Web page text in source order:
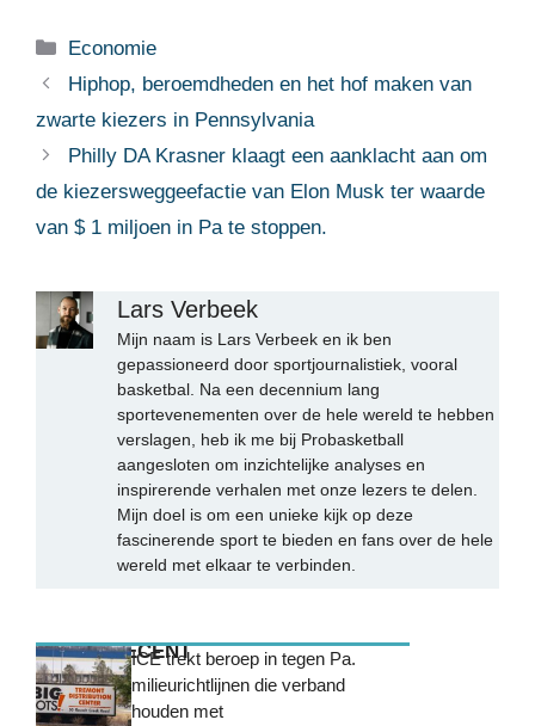
Categorieën
Economie
Hiphop, beroemdheden en het hof maken van
zwarte kiezers in Pennsylvania
Philly DA Krasner klaagt een aanklacht aan om
de kiezersweggeefactie van Elon Musk ter waarde
van $ 1 miljoen in Pa te stoppen.
Lars Verbeek
Mijn naam is Lars Verbeek en ik ben
gepassioneerd door sportjournalistiek, vooral
basketbal. Na een decennium lang
sportevenementen over de hele wereld te hebben
verslagen, heb ik me bij Probasketball
aangesloten om inzichtelijke analyses en
inspirerende verhalen met onze lezers te delen.
Mijn doel is om een unieke kijk op deze
fascinerende sport te bieden en fans over de hele
wereld met elkaar te verbinden.
MEEST RECENTICE trekt beroep in tegen Pa.
milieurichtlijnen die verband
houden met